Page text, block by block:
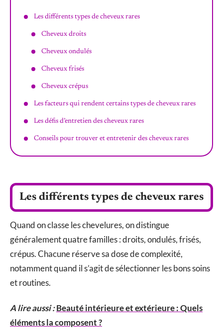
Les différents types de cheveux rares
Cheveux droits
Cheveux ondulés
Cheveux frisés
Cheveux crépus
Les facteurs qui rendent certains types de cheveux rares
Les défis d’entretien des cheveux rares
Conseils pour trouver et entretenir des cheveux rares
Les différents types de cheveux rares
Quand on classe les chevelures, on distingue
généralement quatre familles : droits, ondulés, frisés,
crépus. Chacune réserve sa dose de complexité,
notamment quand il s’agit de sélectionner les bons soins
et routines.
A lire aussi :Beauté intérieure et extérieure : Quels
éléments la composent ?